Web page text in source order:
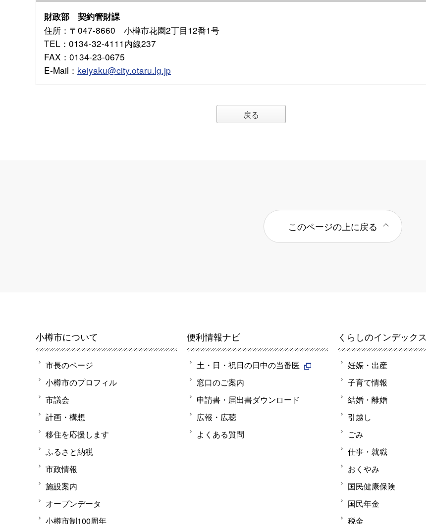
財政部 契約管財課
住所 ：〒047-8660 小樽市花園2丁目12番1号
TEL ：0134-32-4111内線237
FAX ：0134-23-0675
E-Mail ： keiyaku@city.otaru.lg.jp
戻る
このページの上に戻る
小樽市について
市長のページ
小樽市のプロフィル
市議会
計画・構想
移住を応援します
ふるさと納税
市政情報
施設案内
オープンデータ
小樽市制100周年
便利情報ナビ
土・日・祝日の日中の当番医
窓口のご案内
申請書・届出書ダウンロード
広報・広聴
よくある質問
くらしのインデックス
妊娠・出産
子育て情報
結婚・離婚
引越し
ごみ
仕事・就職
おくやみ
国民健康保険
国民年金
税金